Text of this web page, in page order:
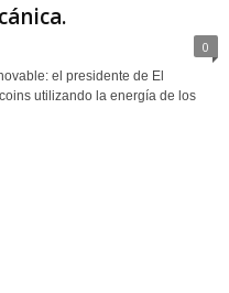
0
el presidente de El
utilizando la energía de los